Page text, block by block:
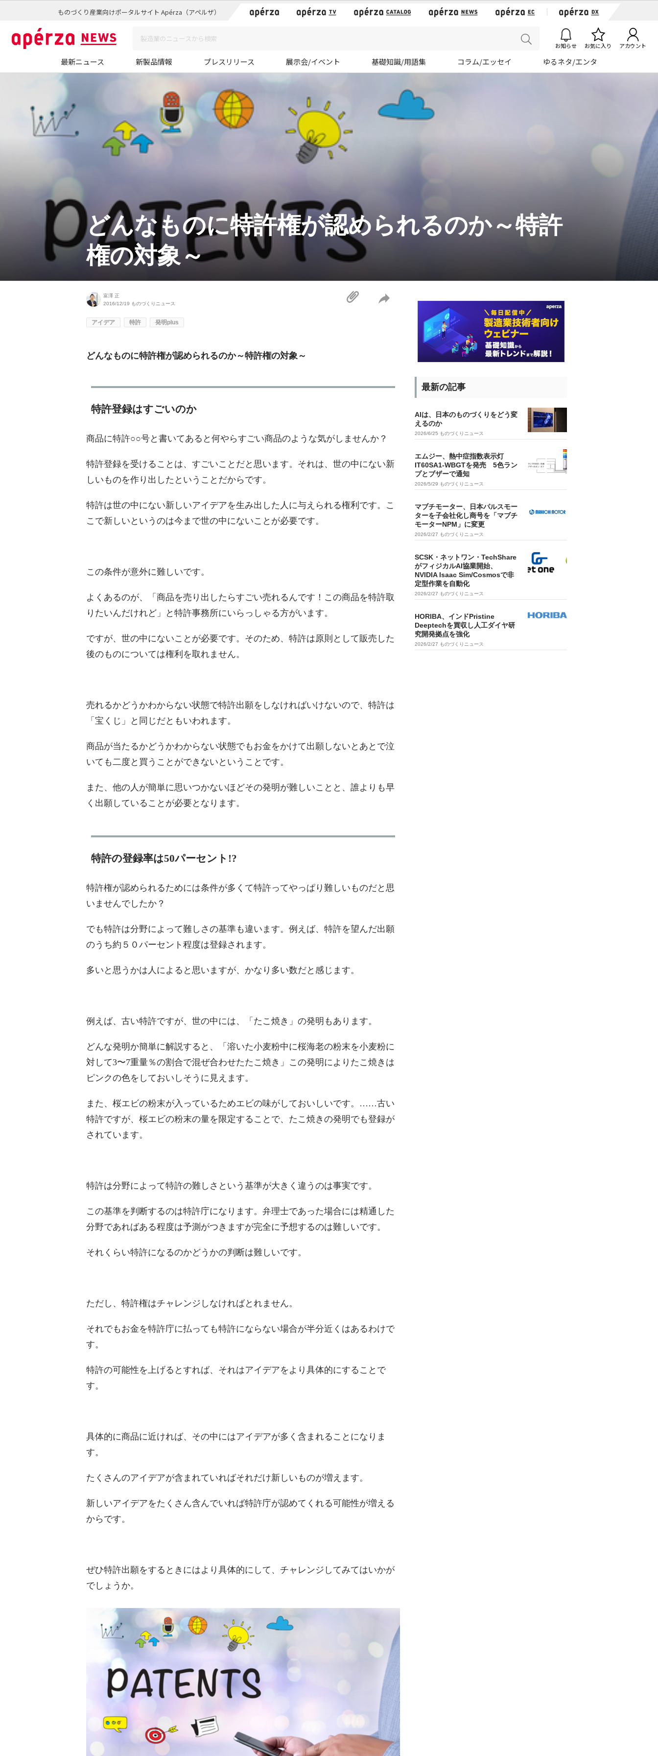
ものづくり産業向けポータルサイト Apérza（アペルザ）
お知らせ お気に入り アカウント
最新ニュース 新製品情報 プレスリリース 展示会/イベント 基礎知識/用語集 コラム/エッセイ ゆるネタ/エンタ
どんなものに特許権が認められるのか～特許
権の対象～
富澤 正
2016/12/19 ものづくりニュース
アイデア 特許 発明plus
どんなものに特許権が認められるのか～特許権の対象～
特許登録はすごいのか
商品に特許○○号と書いてあると何やらすごい商品のような気がしませんか？
特許登録を受けることは、すごいことだと思います。それは、世の中にない新
しいものを作り出したということだからです。
特許は世の中にない新しいアイデアを生み出した人に与えられる権利です。こ
こで新しいというのは今まで世の中にないことが必要です。
この条件が意外に難しいです。
よくあるのが、「商品を売り出したらすごい売れるんです！この商品を特許取
りたいんだけれど」と特許事務所にいらっしゃる方がいます。
ですが、世の中にないことが必要です。そのため、特許は原則として販売した
後のものについては権利を取れません。
売れるかどうかわからない状態で特許出願をしなければいけないので、特許は
「宝くじ」と同じだともいわれます。
商品が当たるかどうかわからない状態でもお金をかけて出願しないとあとで泣
いても二度と買うことができないということです。
また、他の人が簡単に思いつかないほどその発明が難しいことと、誰よりも早
く出願していることが必要となります。
特許の登録率は50パーセント!?
特許権が認められるためには条件が多くて特許ってやっぱり難しいものだと思
いませんでしたか？
でも特許は分野によって難しさの基準も違います。例えば、特許を望んだ出願
のうち約５０パーセント程度は登録されます。
多いと思うかは人によると思いますが、かなり多い数だと感じます。
例えば、古い特許ですが、世の中には、「たこ焼き」の発明もあります。
どんな発明か簡単に解説すると、「溶いた小麦粉中に桜海老の粉末を小麦粉に
対して3〜7重量％の割合で混ぜ合わせたたこ焼き」この発明によりたこ焼きは
ピンクの色をしておいしそうに見えます。
また、桜エビの粉末が入っているためエビの味がしておいしいです。……古い
特許ですが、桜エビの粉末の量を限定することで、たこ焼きの発明でも登録が
されています。
特許は分野によって特許の難しさという基準が大きく違うのは事実です。
この基準を判断するのは特許庁になります。弁理士であった場合には精通した
分野であればある程度は予測がつきますが完全に予想するのは難しいです。
それくらい特許になるのかどうかの判断は難しいです。
ただし、特許権はチャレンジしなければとれません。
それでもお金を特許庁に払っても特許にならない場合が半分近くはあるわけで
す。
特許の可能性を上げるとすれば、それはアイデアをより具体的にすることで
す。
具体的に商品に近ければ、その中にはアイデアが多く含まれることになりま
す。
たくさんのアイデアが含まれていればそれだけ新しいものが増えます。
新しいアイデアをたくさん含んでいれば特許庁が認めてくれる可能性が増える
からです。
ぜひ特許出願をするときにはより具体的にして、チャレンジしてみてはいかが
でしょうか。
最新の記事
AIは、日本のものづくりをどう変
えるのか
2026/6/25 ものづくりニュース
エムジー、熱中症指数表示灯
IT60SA1-WBGTを発売 5色ラン
プとブザーで通知
2026/5/29 ものづくりニュース
マブチモーター、日本パルスモー
ターを子会社化し商号を「マブチ
モーターNPM」に変更
2026/2/27 ものづくりニュース
SCSK・ネットワン・TechShare
がフィジカルAI協業開始、
NVIDIA Isaac Sim/Cosmosで非
定型作業を自動化
2026/2/27 ものづくりニュース
HORIBA、インドPristine
Deeptechを買収し人工ダイヤ研
究開発拠点を強化
2026/2/27 ものづくりニュース